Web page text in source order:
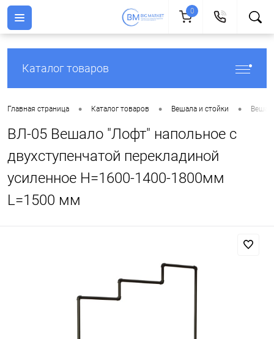
Каталог товаров
Главная страница • Каталог товаров • Вешала и стойки •
ВЛ-05 Вешало "Лофт" напольное с
двухступенчатой перекладиной
усиленное H=1600-1400-1800мм
L=1500 мм
0